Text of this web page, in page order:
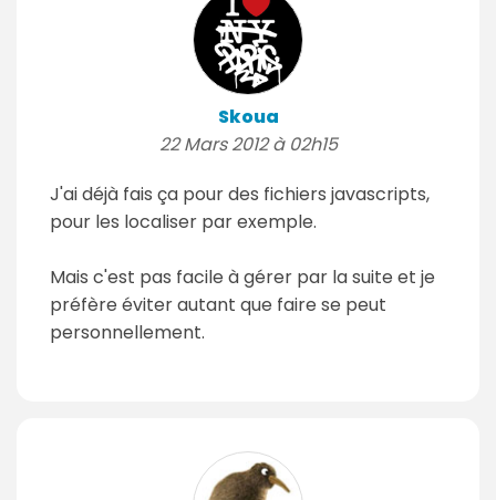
Skoua
22 Mars 2012 à 02h15
J'ai déjà fais ça pour des fichiers javascripts,
pour les localiser par exemple.
Mais c'est pas facile à gérer par la suite et je
préfère éviter autant que faire se peut
personnellement.